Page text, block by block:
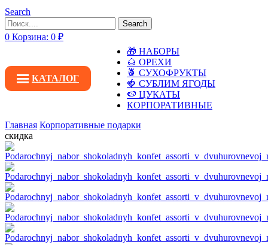
Search
Search
0 Корзина: 0 ₽
КАТАЛОГ
🎁 НАБОРЫ
🌰 ОРЕХИ
🍍 СУХОФРУКТЫ
🍓 СУБЛИМ ЯГОДЫ
🍉 ЦУКАТЫ
КОРПОРАТИВНЫЕ
Главная Корпоративные подарки
скидка